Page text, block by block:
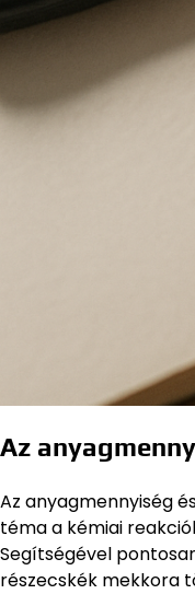
Az
Az anyagmennyiség
téma a kémiai
Segítségével
részecskék mekkora